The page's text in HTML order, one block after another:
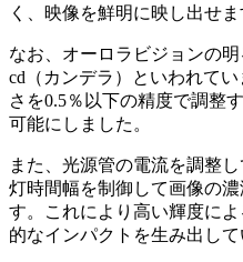
く、映像を鮮明に映し出せま
なお、オーロラビジョンの
cd（カンデラ）といわれて
さを0.5％以下の精度で調整
可能にしました。
また、光源管の電流を調整
灯時間幅を制御して画像の
す。 これにより高い輝度に
的なインパクトを生み出して